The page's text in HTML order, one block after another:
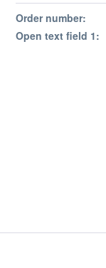
Order number:
Open text field 1: